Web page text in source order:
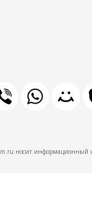
носит информационный